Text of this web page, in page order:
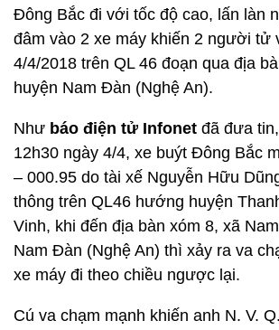
Đông Bắc đi với tốc độ cao, lấn làn
đâm vào 2 xe máy khiến 2 người tử
4/4/2018 trên QL 46 đoạn qua địa
huyện Nam Đàn (Nghệ An).
Như báo điện tử Infonet đã đưa
12h30 ngày 4/4, xe buýt Đông Bắc
– 000.95 do tài xế Nguyễn Hữu
thông trên QL46 hướng huyện
Vinh, khi đến địa bàn xóm 8, xã
Nam Đàn (Nghệ An) thì xảy ra va
xe máy đi theo chiều ngược lại.
Cú va chạm mạnh khiến anh N. V.